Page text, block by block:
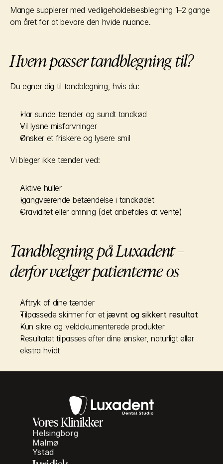
Mange supplerer med vedligeholdelsesblegning 1–2 gange
om året for at bevare den hvide nuance.
Hvem passer tandblegning til?
Du egner dig til tandblegning, hvis du:
Har sunde tænder og sundt tandkød
Vil lysne misfarvninger
Ønsker et friskere og lysere smil
Vi bleger ikke tænder ved:
Aktive huller
Igangværende betændelse i tandkødet
Graviditet eller amning (det anbefales at vente)
Tandblegning på Luxadent –
derfor vælger patienterne os
Aftryk af dine tænder
Tilpassede skinner for et jævnt og sikkert resultat
Kun sikre og veldokumenterede produkter
Resultatet tilpasses efter dine ønsker, naturligt eller
ekstra hvidt
Vores Klinikker
Helsingborg
Malmø
Ystad